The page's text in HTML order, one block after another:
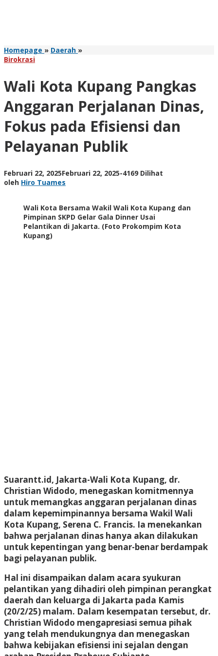
Homepage » Daerah »Wali
Anggaran
Perjalanan
Dinas,
Fokus
pada
Efisiensi
dan
Pelayanan
Birokrasi
Wali Kota Kupang Pangkas
Anggaran Perjalanan Dinas,
Fokus pada Efisiensi dan
Pelayanan Publik
Februari 22, 2025Februari 22, 2025oleh
-4169 Dilihat
oleh Hiro Tuames
Wali Kota Bersama Wakil Wali Kota Kupang dan
Pimpinan SKPD Gelar Gala Dinner Usai
Pelantikan di Jakarta. (Foto Prokompim Kota
Kupang)
Suarantt.id, Jakarta-Wali Kota Kupang, dr.
Christian Widodo, menegaskan komitmennya
untuk memangkas anggaran perjalanan dinas
dalam kepemimpinannya bersama Wakil Wali
Kota Kupang, Serena C. Francis. Ia menekankan
bahwa perjalanan dinas hanya akan dilakukan
untuk kepentingan yang benar-benar berdampak
bagi pelayanan publik.
Hal ini disampaikan dalam acara syukuran
pelantikan yang dihadiri oleh pimpinan perangkat
daerah dan keluarga di Jakarta pada Kamis
(20/2/25) malam. Dalam kesempatan tersebut, dr.
Christian Widodo mengapresiasi semua pihak
yang telah mendukungnya dan menegaskan
bahwa kebijakan efisiensi ini sejalan dengan